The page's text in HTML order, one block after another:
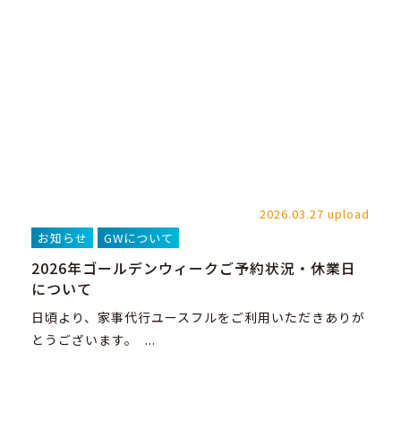
2026.03.27 upload
お知らせ
GWについて
2026年ゴールデンウィークご予約状況・休業日
について
日頃より、家事代行ユースフルをご利用いただきありが
とうございます。 ...